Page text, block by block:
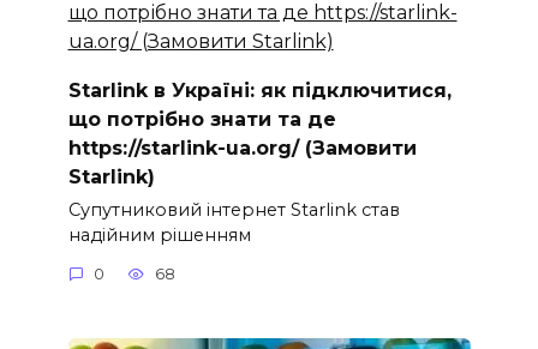
Starlink в Україні: як підключитися,
що потрібно знати та де
https://starlink-ua.org/ (Замовити
Starlink)
Супутниковий інтернет Starlink став
надійним рішенням
0 68